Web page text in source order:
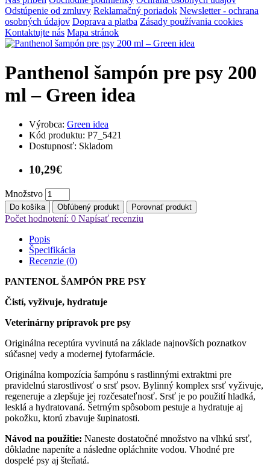
Odstúpenie od zmluvy Reklamačný poriadok Newsletter - ochrana
osobných údajov Doprava a platba Zásady používania cookies
Kontaktujte nás Mapa stránok
Panthenol šampón pre psy 200
ml – Green idea
Výrobca: Green idea
Kód produktu: P7_5421
Dostupnosť: Skladom
10,29€
Množstvo
Do košíka Obľúbený produkt Porovnať produkt
Počet hodnotení: 0 Napísať recenziu
Popis
Špecifikácia
Recenzie (0)
PANTENOL ŠAMPÓN PRE PSY
Čistí, vyživuje, hydratuje
Veterinárny prípravok pre psy
Originálna receptúra vyvinutá na základe najnovších poznatkov
súčasnej vedy a modernej fytofarmácie.
Originálna kompozícia šampónu s rastlinnými extraktmi pre
pravidelnú starostlivosť o srsť psov. Bylinný komplex srsť vyživuje,
regeneruje a zlepšuje jej rozčesateľnosť. Srsť je po použití hladká,
lesklá a hydratovaná. Šetrným spôsobom pestuje a hydratuje aj
pokožku, ktorú zbavuje šupinatosti.
Návod na použitie: Naneste dostatočné množstvo na vlhkú srsť,
dôkladne napeníte a následne opláchnite vodou. Vhodné pre
dospelé psy aj šteňatá.